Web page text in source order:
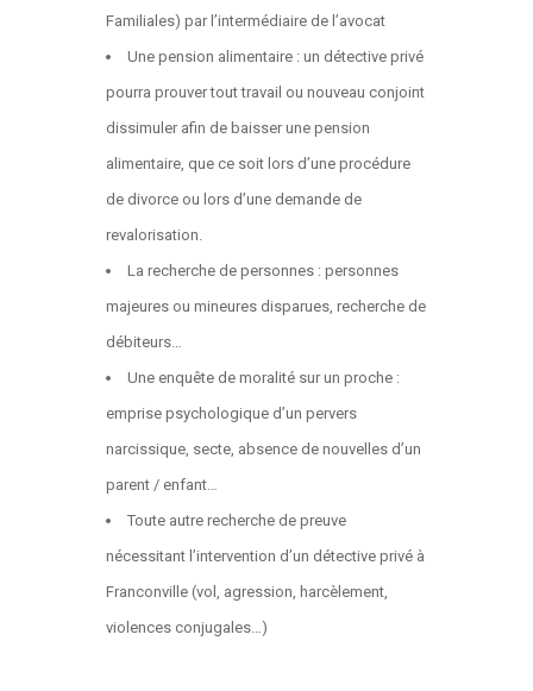
Familiales) par l’intermédiaire de l’avocat
Une pension alimentaire : un détective privé
pourra prouver tout travail ou nouveau conjoint
dissimuler afin de baisser une pension
alimentaire, que ce soit lors d’une procédure
de divorce ou lors d’une demande de
revalorisation.
La recherche de personnes : personnes
majeures ou mineures disparues, recherche de
débiteurs…
Une enquête de moralité sur un proche :
emprise psychologique d’un pervers
narcissique, secte, absence de nouvelles d’un
parent / enfant…
Toute autre recherche de preuve
nécessitant l’intervention d’un détective privé à
Franconville (vol, agression, harcèlement,
violences conjugales…)